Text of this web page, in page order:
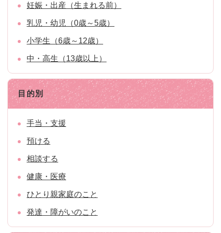
妊娠・出産（生まれる前）
乳児・幼児（0歳～5歳）
小学生（6歳～12歳）
中・高生（13歳以上）
目的別
手当・支援
預ける
相談する
健康・医療
ひとり親家庭のこと
発達・障がいのこと